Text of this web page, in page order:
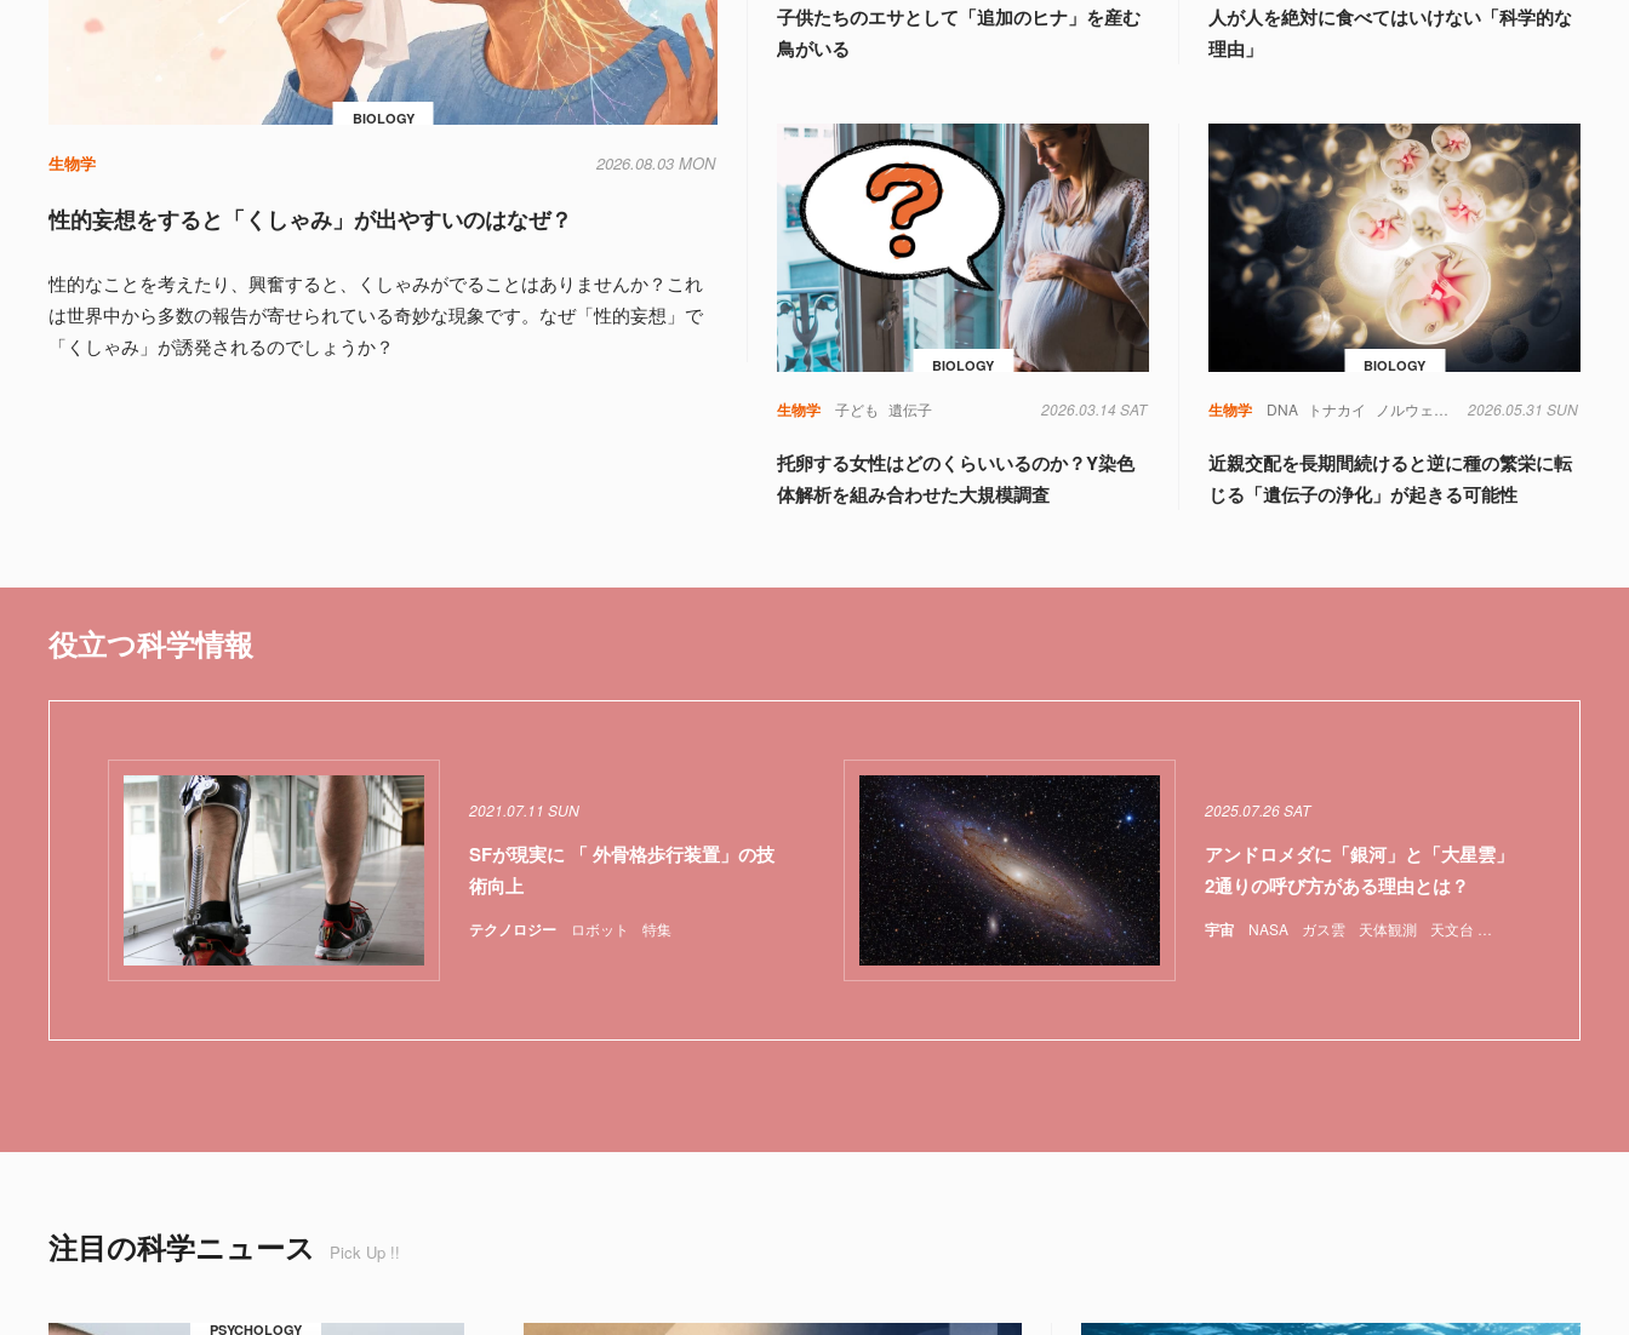
BIOLOGY
生物学 2026.08.03 MON
性的妄想をすると「くしゃみ」が出やすいのはなぜ？
性的なことを考えたり、興奮すると、くしゃみがでることはありませんか？これ
は世界中から多数の報告が寄せられている奇妙な現象です。なぜ「性的妄想」で
「くしゃみ」が誘発されるのでしょうか？
子供たちのエサとして「追加のヒナ」を産む
鳥がいる
人が人を絶対に食べてはいけない「科学的な
理由」
BIOLOGY
生物学 子ども 遺伝子 2026.03.14 SAT
托卵する女性はどのくらいいるのか？Y染色
体解析を組み合わせた大規模調査
BIOLOGY
生物学 DNA トナカイ ノルウェー 絶滅 遺伝子
2026.05.31 SUN
近親交配を長期間続けると逆に種の繁栄に転
じる「遺伝子の浄化」が起きる可能性
役立つ科学情報
テクノロジー ロボット 特集
2021.07.11 SUN
SFが現実に 「 外骨格歩行装置」の技
術向上
宇宙 NASA ガス雲 天体観測 天文台
2025.07.26 SAT
アンドロメダに「銀河」と「大星雲」
2通りの呼び方がある理由とは？
注目の科学ニュース Pick Up !!
PSYCHOLOGY